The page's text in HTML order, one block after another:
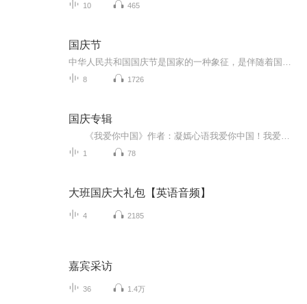
10 465
国庆节
8 1726
国庆专辑
1 78
大班国庆大礼包【英语音频】
4 2185
嘉宾采访
36 1.4万